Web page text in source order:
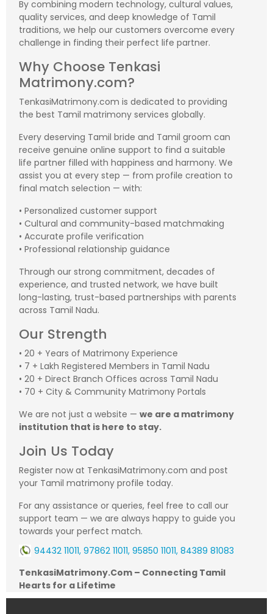
By combining modern technology, cultural values,
quality services, and deep knowledge of Tamil
traditions, we help our customers overcome every
challenge in finding their perfect life partner.
Why Choose Tenkasi
Matrimony.com?
TenkasiMatrimony.com is dedicated to providing
the best Tamil matrimony services globally.
Every deserving Tamil bride and Tamil groom can
receive genuine online support to find a suitable
life partner filled with happiness and harmony. We
assist you at every step — from profile creation to
final match selection — with:
• Personalized customer support
• Cultural and community-based matchmaking
• Accurate profile verification
• Professional relationship guidance
Through our strong commitment, decades of
experience, and trusted network, we have built
long-lasting, trust-based partnerships with parents
across Tamil Nadu.
Our Strength
• 20 + Years of Matrimony Experience
• 7 + Lakh Registered Members in Tamil Nadu
• 20 + Direct Branch Offices across Tamil Nadu
• 70 + City & Community Matrimony Portals
We are not just a website —we are a matrimony
institution that is here to stay.
Join Us Today
Register now at TenkasiMatrimony.com and post
your Tamil matrimony profile today.
For any assistance or queries, feel free to call our
support team — we are always happy to guide you
towards your perfect match.
94432 11011, 97862 11011, 95850 11011, 84389 81083
TenkasiMatrimony.Com – Connecting Tamil
Hearts for a Lifetime